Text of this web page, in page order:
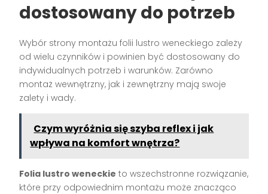
dostosowany do potrzeb
Wybór strony montażu folii lustro weneckiego zależy
od wielu czynników i powinien być dostosowany do
indywidualnych potrzeb i warunków. Zarówno
montaż wewnętrzny, jak i zewnętrzny mają swoje
zalety i wady.
Czym wyróżnia się szyba reflex i jak
wpływa na komfort wnętrza?
Folia lustro weneckie to wszechstronne rozwiązanie,
które przy odpowiednim montażu może znacząco